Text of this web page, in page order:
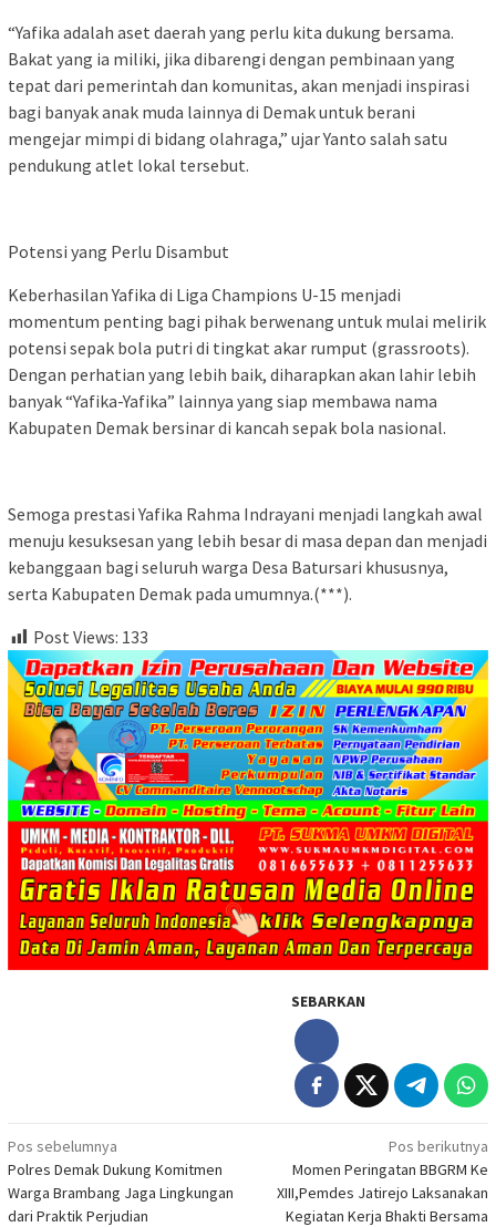
“Yafika adalah aset daerah yang perlu kita dukung bersama.
Bakat yang ia miliki, jika dibarengi dengan pembinaan yang
tepat dari pemerintah dan komunitas, akan menjadi inspirasi
bagi banyak anak muda lainnya di Demak untuk berani
mengejar mimpi di bidang olahraga,” ujar Yanto salah satu
pendukung atlet lokal tersebut.
Potensi yang Perlu Disambut
Keberhasilan Yafika di Liga Champions U-15 menjadi
momentum penting bagi pihak berwenang untuk mulai melirik
potensi sepak bola putri di tingkat akar rumput (grassroots).
Dengan perhatian yang lebih baik, diharapkan akan lahir lebih
banyak “Yafika-Yafika” lainnya yang siap membawa nama
Kabupaten Demak bersinar di kancah sepak bola nasional.
Semoga prestasi Yafika Rahma Indrayani menjadi langkah awal
menuju kesuksesan yang lebih besar di masa depan dan menjadi
kebanggaan bagi seluruh warga Desa Batursari khususnya,
serta Kabupaten Demak pada umumnya.(***).
Post Views: 133
SEBARKAN
Navigasi
pos
Pos sebelumnya
Polres Demak Dukung Komitmen
Warga Brambang Jaga Lingkungan
dari Praktik Perjudian
Pos berikutnya
Momen Peringatan BBGRM Ke
XIII,Pemdes Jatirejo Laksanakan
Kegiatan Kerja Bhakti Bersama